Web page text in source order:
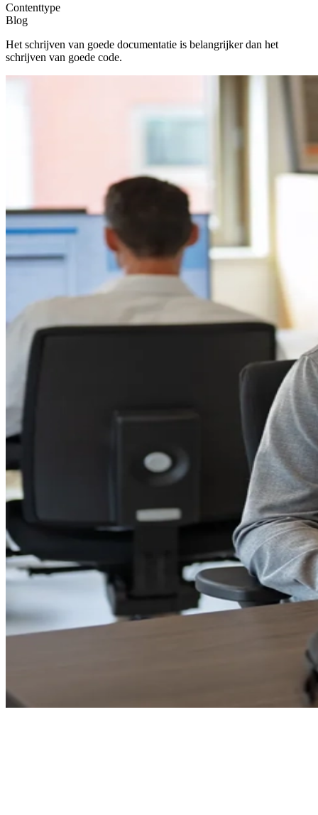
Contenttype
Blog
Het schrijven van goede documentatie is belangrijker dan het
schrijven van goede code.